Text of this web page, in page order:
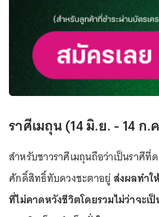
ราศีเมถุน (14 มิ.ย. - 14 ก.
สำหรับชาวราศีเมถุนถือว่าเป็นราศีที่
ศักดิ์สิทธิ์ทับดวงชะตาอยู่ ส่งผลทำใ
ที่ไม่คาดหวังชีวิตโดยรวมไม่ว่าจะเ